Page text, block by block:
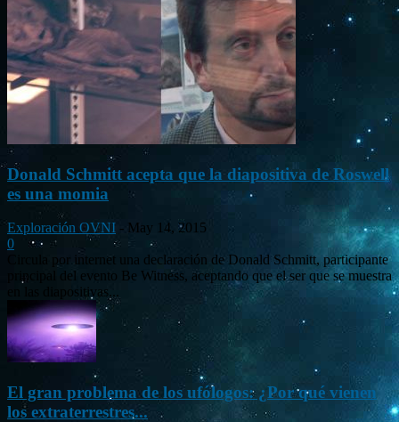
Donald Schmitt acepta que la diapositiva de Roswell
es una momia
Exploración OVNI - May 14, 2015
0
Circula por internet una declaración de Donald Schmitt, participante
principal del evento Be Witness, aceptando que el ser que se muestra
en las diapositivas...
El gran problema de los ufólogos: ¿Por qué vienen
los extraterrestres...